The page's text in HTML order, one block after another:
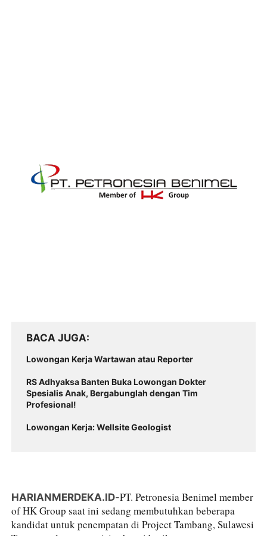
BACA JUGA
Lowongan Kerja Wartawan atau Reporter
RS Adhyaksa Banten Buka Lowongan Dokter
Spesialis Anak, Bergabunglah dengan Tim
Profesional!
Lowongan Kerja: Wellsite Geologist
HARIANMERDEKA.ID-PT. Petronesia Benimel member
of HK Group saat ini sedang membutuhkan beberapa
kandidat untuk penempatan di Project Tambang, Sulawesi